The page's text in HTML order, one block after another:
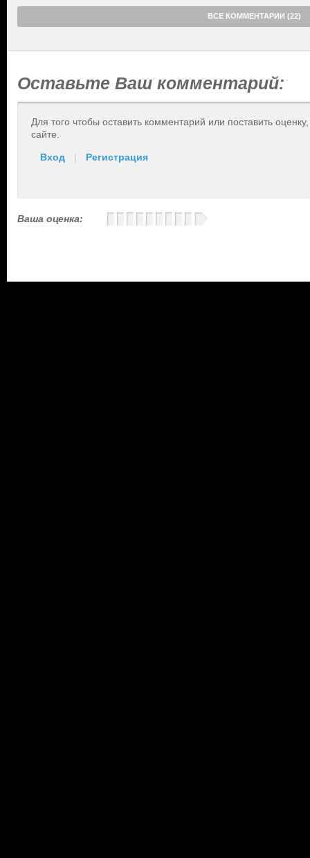
ВСЕ КОММЕНТАРИИ (22)
Оставьте Ваш комментарий:
Для того чтобы оставить комментарий или поставить
сайте.
Вход | Регистрация
Ваша оценка: